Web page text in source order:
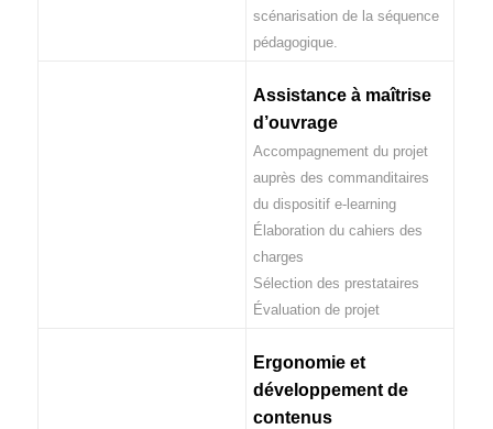
scénarisation de la séquence
pédagogique.
Assistance à maîtrise
d’ouvrage
Accompagnement du projet
auprès des commanditaires
du dispositif e-learning
Élaboration du cahiers des
charges
Sélection des prestataires
Évaluation de projet
Ergonomie et
développement de
contenus